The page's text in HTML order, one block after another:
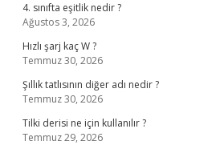
4. sınıfta eşitlik nedir ?
Ağustos 3, 2026
Hızlı şarj kaç W ?
Temmuz 30, 2026
Şıllık tatlısının diğer adı nedir ?
Temmuz 30, 2026
Tilki derisi ne için kullanılır ?
Temmuz 29, 2026